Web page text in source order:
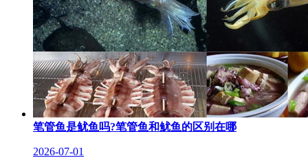
笔管鱼是鱿鱼吗?笔管鱼和鱿鱼的区别在哪
2026-07-01